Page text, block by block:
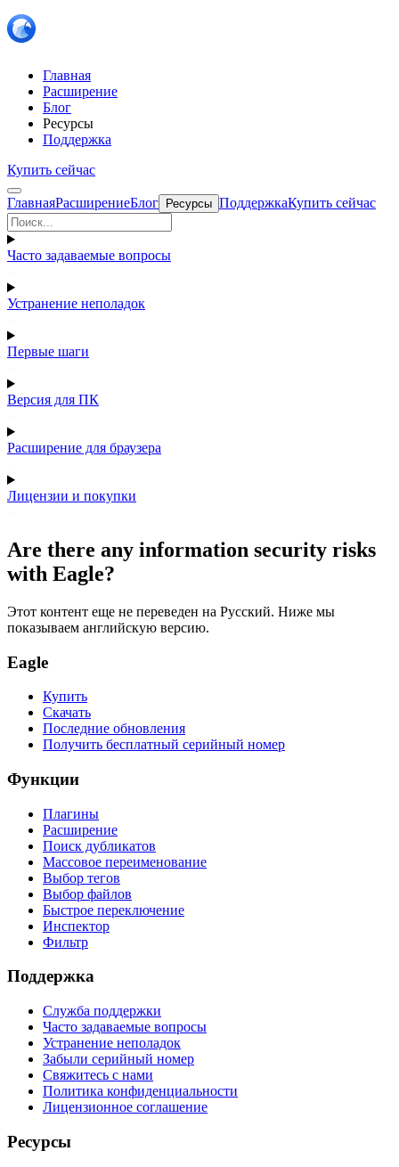
Главная
Расширение
Блог
Ресурсы
Поддержка
Купить сейчас
ГлавнаяРасширениеБлог Ресурсы ПоддержкаКупить сейчас
Часто задаваемые вопросы
Устранение неполадок
Первые шаги
Версия для ПК
Расширение для браузера
Лицензии и покупки
Are there any information security risks
with Eagle?
Этот контент еще не переведен на Русский. Ниже мы
показываем английскую версию.
Eagle
Купить
Скачать
Последние обновления
Получить бесплатный серийный номер
Функции
Плагины
Расширение
Поиск дубликатов
Массовое переименование
Выбор тегов
Выбор файлов
Быстрое переключение
Инспектор
Фильтр
Поддержка
Служба поддержки
Часто задаваемые вопросы
Устранение неполадок
Забыли серийный номер
Свяжитесь с нами
Политика конфиденциальности
Лицензионное соглашение
Ресурсы